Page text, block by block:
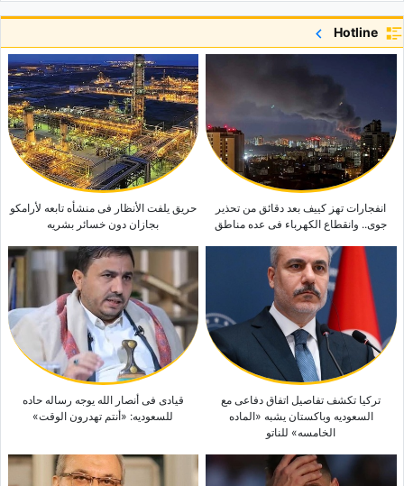
وزیر الخارجیه الإیرانی الأسبق یطرح مجدداً فکره «الدفاع الجماعی» بین الدول
الإسلامیه
طهران ترفع سقف مطالبها بشأن هرمز.. والسلطنه تتحدث عن مفاوضات «إیجابیه»
فانس یکشف تفاصیل المفاوضات مع إیران بشأن مضیق هرمز: «لا نثق ونُدقّق»
قائد القیاده المرکزیه الأمریکیه یصل إلى تل أبیب فی زیاره لافته
Hotline
انفجارات تهز کییف بعد دقائق من تحذیر
جوی.. وانقطاع الکهرباء فی عده مناطق
حریق یلفت الأنظار فی منشأه تابعه لأرامکو
بجازان دون خسائر بشریه
ترکیا تکشف تفاصیل اتفاق دفاعی مع
السعودیه وباکستان یشبه «الماده
الخامسه» للناتو
قیادی فی أنصار الله یوجه رساله حاده
للسعودیه: «أنتم تهدرون الوقت»